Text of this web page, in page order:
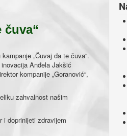
čuva“
„Čuvaj da te čuva“.
Anđela Jakšić
kompanije „Goranović“,
zahvalnost našim
i doprinijeti zdravijem